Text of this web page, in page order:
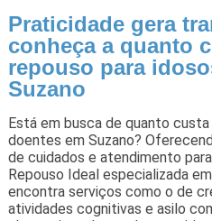
Praticidade gera
conheça a quanto
repouso para
Suzano
Está em busca de quanto
doentes em Suzano?
de cuidados e atendimento
Repouso Ideal especializada
encontra serviços como o de
atividades cognitivas e asilo